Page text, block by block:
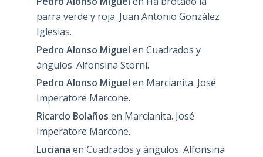
parra verde y roja. Juan Antonio González
Iglesias.
Pedro Alonso Miguel en Cuadrados y
ángulos. Alfonsina Storni.
Pedro Alonso Miguel en Marcianita. José
Imperatore Marcone.
Ricardo Bolaños en Marcianita. José
Imperatore Marcone.
Luciana en Cuadrados y ángulos. Alfonsina